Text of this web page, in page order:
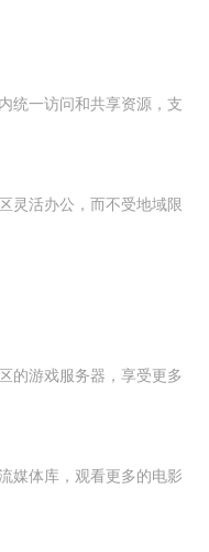
统一访问和共享资源，支
灵活办公，而不受地域限
的游戏服务器，享受更多
媒体库，观看更多的电影